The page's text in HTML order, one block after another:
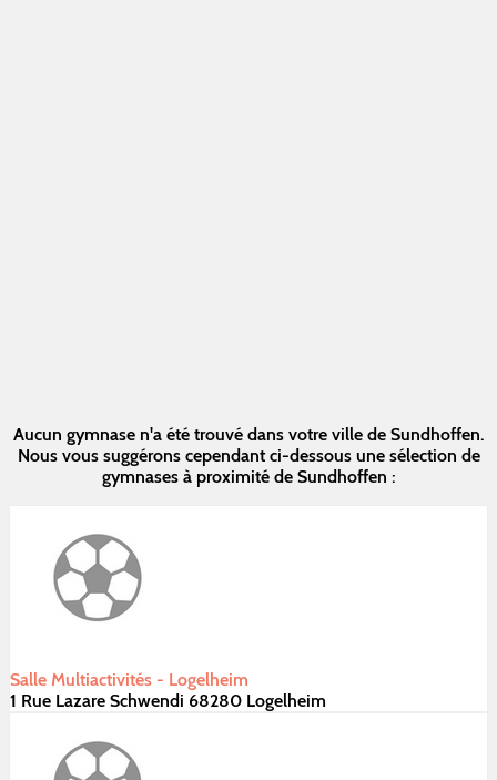
Aucun gymnase n'a été trouvé dans votre ville de Sundhoffen.
Nous vous suggérons cependant ci-dessous une sélection de
gymnases à proximité de Sundhoffen :
Salle Multiactivités - Logelheim
1 Rue Lazare Schwendi 68280 Logelheim